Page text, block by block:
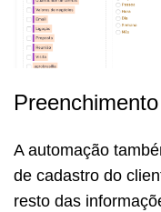
A automação
de cadastro do
resto das